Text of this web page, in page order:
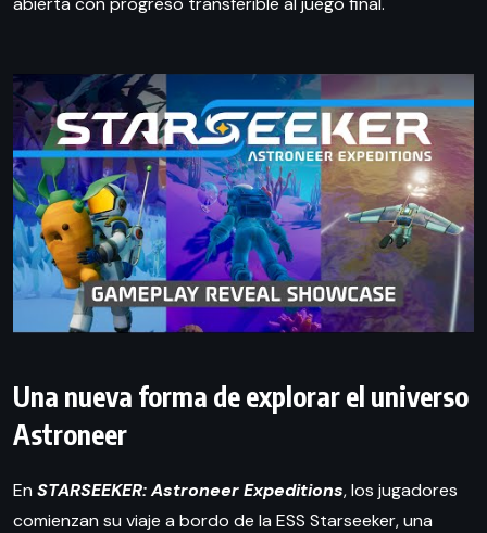
Una nueva forma de explorar el universo
Astroneer
En STARSEEKER: Astroneer Expeditions, los jugadores
comienzan su viaje a bordo de la ESS Starseeker, una